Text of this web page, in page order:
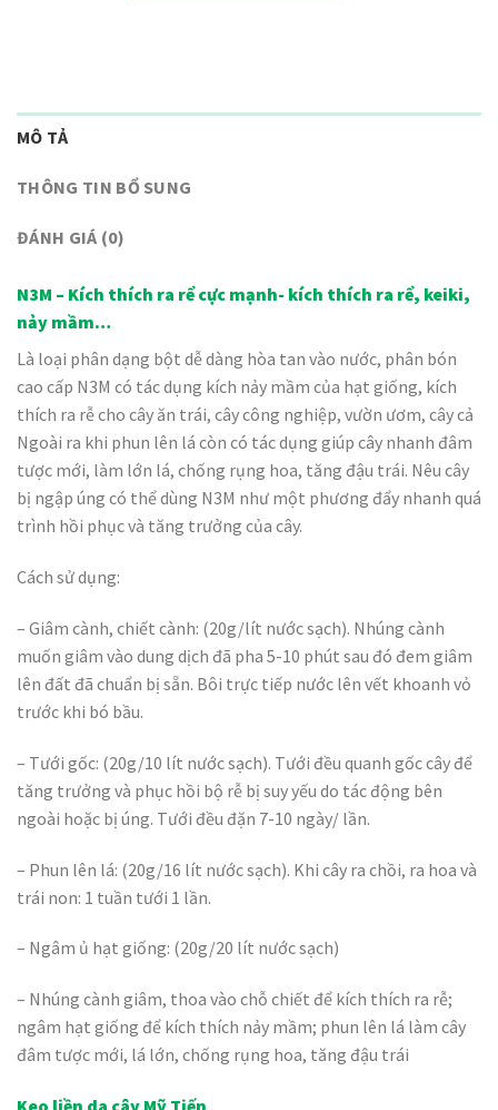
MÔ TẢ
THÔNG TIN BỔ SUNG
ĐÁNH GIÁ (0)
N3M – Kích thích ra rể cực mạnh- kích thích ra rể, keiki,
nảy mầm…
Là loại phân dạng bột dễ dàng hòa tan vào nước, phân bón
cao cấp N3M có tác dụng kích nảy mầm của hạt giống, kích
thích ra rễ cho cây ăn trái, cây công nghiệp, vườn ươm, cây cả
Ngoài ra khi phun lên lá còn có tác dụng giúp cây nhanh đâm
tược mới, làm lớn lá, chống rụng hoa, tăng đậu trái. Nêu cây
bị ngập úng có thể dùng N3M như một phương đẩy nhanh quá
trình hồi phục và tăng trưởng của cây.
Cách sử dụng:
– Giâm cành, chiết cành: (20g/lít nước sạch). Nhúng cành
muốn giâm vào dung dịch đã pha 5-10 phút sau đó đem giâm
lên đất đã chuẩn bị sẵn. Bôi trực tiếp nước lên vết khoanh vỏ
trước khi bó bầu.
– Tưới gốc: (20g/10 lít nước sạch). Tưới đều quanh gốc cây để
tăng trưởng và phục hồi bộ rễ bị suy yếu do tác động bên
ngoài hoặc bị úng. Tưới đều đặn 7-10 ngày/ lần.
– Phun lên lá: (20g/16 lít nước sạch). Khi cây ra chồi, ra hoa và
trái non: 1 tuần tưới 1 lần.
– Ngâm ủ hạt giống: (20g/20 lít nước sạch)
– Nhúng cành giâm, thoa vào chỗ chiết để kích thích ra rễ;
ngâm hạt giống để kích thích nảy mầm; phun lên lá làm cây
đâm tược mới, lá lớn, chống rụng hoa, tăng đậu trái
Keo liền da cây Mỹ Tiến